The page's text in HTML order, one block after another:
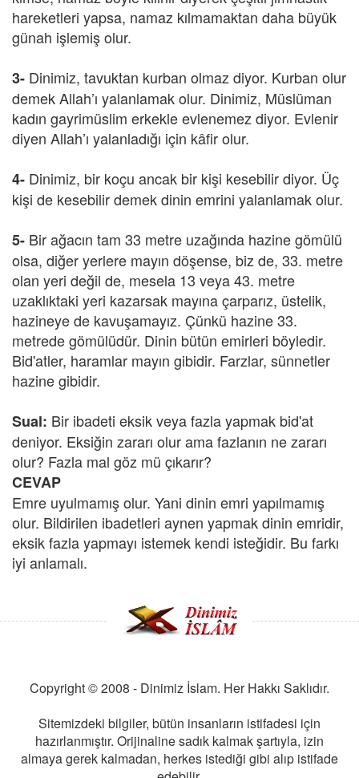
hareketleri yapsa, namaz kılmamaktan daha büyük
günah işlemiş olur.
3- Dinimiz, tavuktan kurban olmaz diyor. Kurban olur
demek Allah’ı yalanlamak olur. Dinimiz, Müslüman
kadın gayrimüslim erkekle evlenemez diyor. Evlenir
diyen Allah’ı yalanladığı için kâfir olur.
4- Dinimiz, bir koçu ancak bir kişi kesebilir diyor. Üç
kişi de kesebilir demek dinin emrini yalanlamak olur.
5- Bir ağacın tam 33 metre uzağında hazine gömülü
olsa, diğer yerlere mayın döşense, biz de, 33. metre
olan yeri değil de, mesela 13 veya 43. metre
uzaklıktaki yeri kazarsak mayına çarparız, üstelik,
hazineye de kavuşamayız. Çünkü hazine 33.
metrede gömülüdür. Dinin bütün emirleri böyledir.
Bid'atler, haramlar mayın gibidir. Farzlar, sünnetler
hazine gibidir.
Sual: Bir ibadeti eksik veya fazla yapmak bid'at
deniyor. Eksiğin zararı olur ama fazlanın ne zararı
olur? Fazla mal göz mü çıkarır?
CEVAP
Emre uyulmamış olur. Yani dinin emri yapılmamış
olur. Bildirilen ibadetleri aynen yapmak dinin emridir,
eksik fazla yapmayı istemek kendi isteğidir. Bu farkı
iyi anlamalı.
Copyright © 2008 - Dinimiz İslam. Her Hakkı Saklıdır.
Sitemizdeki bilgiler, bütün insanların istifadesi için
hazırlanmıştır. Orijinaline sadık kalmak şartıyla, izin
almaya gerek kalmadan, herkes istediği gibi alıp istifade